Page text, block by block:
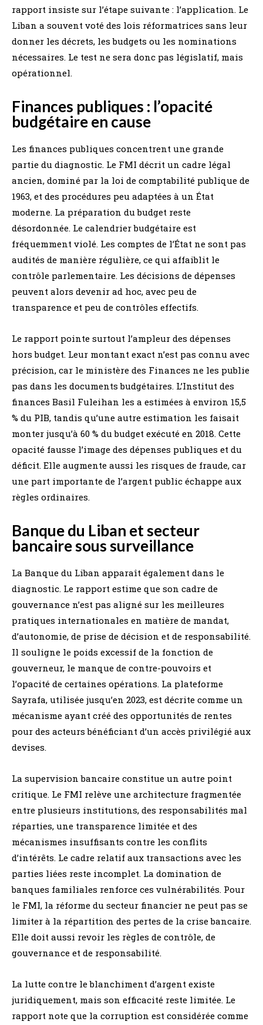
rapport insiste sur l’étape suivante : l’application. Le
Liban a souvent voté des lois réformatrices sans leur
donner les décrets, les budgets ou les nominations
nécessaires. Le test ne sera donc pas législatif, mais
opérationnel.
Finances publiques : l’opacité
budgétaire en cause
Les finances publiques concentrent une grande
partie du diagnostic. Le FMI décrit un cadre légal
ancien, dominé par la loi de comptabilité publique de
1963, et des procédures peu adaptées à un État
moderne. La préparation du budget reste
désordonnée. Le calendrier budgétaire est
fréquemment violé. Les comptes de l’État ne sont pas
audités de manière régulière, ce qui affaiblit le
contrôle parlementaire. Les décisions de dépenses
peuvent alors devenir ad hoc, avec peu de
transparence et peu de contrôles effectifs.
Le rapport pointe surtout l’ampleur des dépenses
hors budget. Leur montant exact n’est pas connu avec
précision, car le ministère des Finances ne les publie
pas dans les documents budgétaires. L’Institut des
finances Basil Fuleihan les a estimées à environ 15,5
% du PIB, tandis qu’une autre estimation les faisait
monter jusqu’à 60 % du budget exécuté en 2018. Cette
opacité fausse l’image des dépenses publiques et du
déficit. Elle augmente aussi les risques de fraude, car
une part importante de l’argent public échappe aux
règles ordinaires.
Banque du Liban et secteur
bancaire sous surveillance
La Banque du Liban apparaît également dans le
diagnostic. Le rapport estime que son cadre de
gouvernance n’est pas aligné sur les meilleures
pratiques internationales en matière de mandat,
d’autonomie, de prise de décision et de responsabilité.
Il souligne le poids excessif de la fonction de
gouverneur, le manque de contre-pouvoirs et
l’opacité de certaines opérations. La plateforme
Sayrafa, utilisée jusqu’en 2023, est décrite comme un
mécanisme ayant créé des opportunités de rentes
pour des acteurs bénéficiant d’un accès privilégié aux
devises.
La supervision bancaire constitue un autre point
critique. Le FMI relève une architecture fragmentée
entre plusieurs institutions, des responsabilités mal
réparties, une transparence limitée et des
mécanismes insuffisants contre les conflits
d’intérêts. Le cadre relatif aux transactions avec les
parties liées reste incomplet. La domination de
banques familiales renforce ces vulnérabilités. Pour
le FMI, la réforme du secteur financier ne peut pas se
limiter à la répartition des pertes de la crise bancaire.
Elle doit aussi revoir les règles de contrôle, de
gouvernance et de responsabilité.
La lutte contre le blanchiment d’argent existe
juridiquement, mais son efficacité reste limitée. Le
rapport note que la corruption est considérée comme